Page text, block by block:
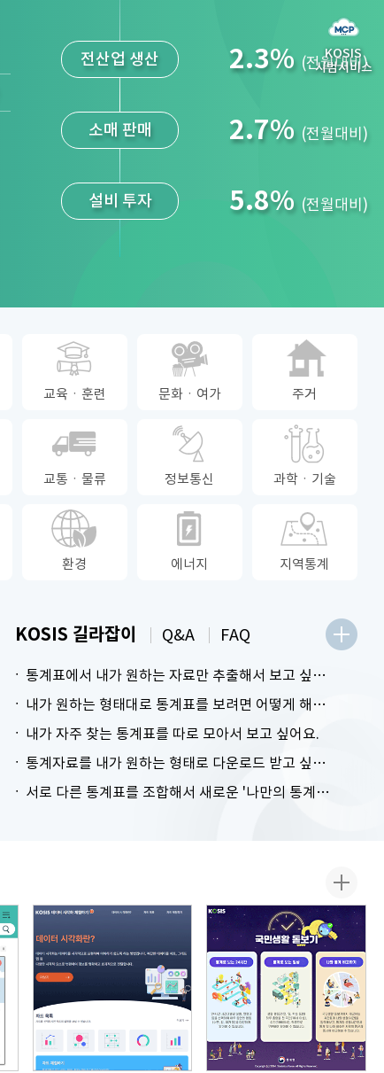
KOSIS
시범서비스
전산업 생산 (전월대비)
소매 판매
설비 투자
교육ㆍ훈련 문화ㆍ여가 주거
교통ㆍ물류 정보통신 과학ㆍ기술
환경 에너지 지역통계
KOSIS 길라잡이
통계표에서 내가 원하는 자료만 추출해서 보고 싶어요.
내가 원하는 형태대로 통계표를 보려면 어떻게 해야 하나요?
내가 자주 찾는 통계표를 따로 모아서 보고 싶어요.
통계자료를 내가 원하는 형태로 다운로드 받고 싶어요.
서로 다른 통계표를 조합해서 새로운 '나만의 통계표'를 만들고 싶어요.
Q&A FAQ